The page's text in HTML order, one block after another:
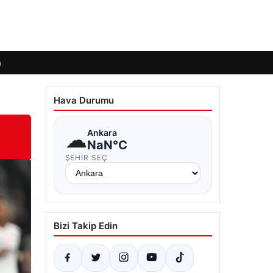
Hava Durumu
☁Ankara
NaN°C
ŞEHIR SEÇ
Bizi Takip Edin